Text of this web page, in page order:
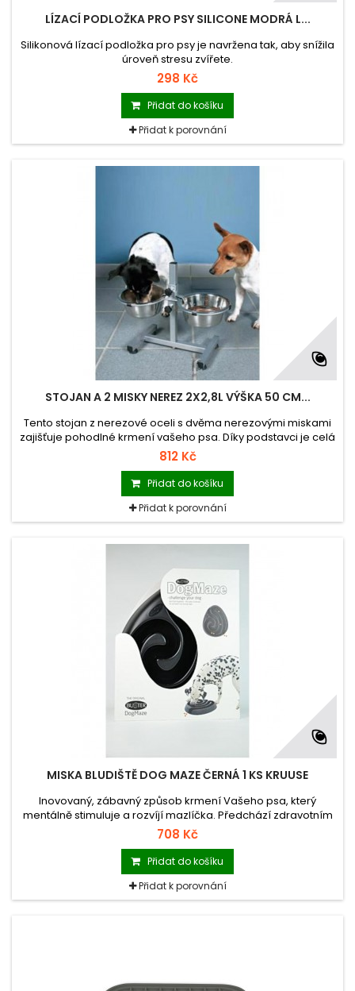
LÍZACÍ PODLOŽKA PRO PSY SILICONE MODRÁ L...
Silikonová lízací podložka pro psy je navržena tak, aby snížila
úroveň stresu zvířete.
298 Kč
Přidat do košíku
Přidat k porovnání
STOJAN A 2 MISKY NEREZ 2X2,8L VÝŠKA 50 CM...
Tento stojan z nerezové oceli s dvěma nerezovými miskami
zajišťuje pohodlné krmení vašeho psa. Díky podstavci je celá
sestava velice stabilní a zabraňuje převržení.
812 Kč
Přidat do košíku
Přidat k porovnání
MISKA BLUDIŠTĚ DOG MAZE ČERNÁ 1 KS KRUUSE
Inovovaný, zábavný způsob krmení Vašeho psa, který
mentálně stimuluje a rozvíjí mazlíčka. Předchází zdravotním
problémům spojeným s rychlým příjmem potravy.
708 Kč
Přidat do košíku
Přidat k porovnání